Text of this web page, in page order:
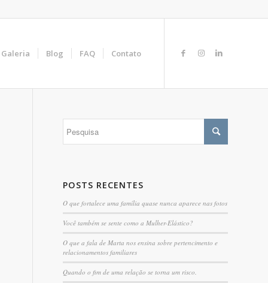
Galeria Blog FAQ Contato
POSTS RECENTES
O que fortalece uma família quase nunca aparece nas fotos
Você também se sente como a Mulher-Elástico?
O que a fala de Marta nos ensina sobre pertencimento e
relacionamentos familiares
Quando o fim de uma relação se torna um risco.